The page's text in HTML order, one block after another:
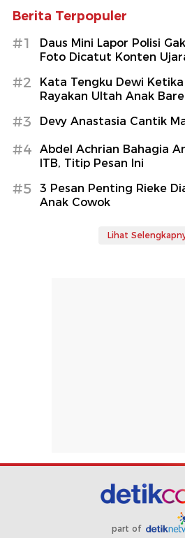
Berita Terpopuler
#1
Daus Mini Lapor Polisi
Foto Dicatut Konten
#2
Kata Tengku Dewi
Rayakan Ultah Anak
#3 Devy Anastasia Cantik
#4
Abdel Achrian Bahagia
ITB, Titip Pesan Ini
#5
3 Pesan Penting Rieke
Anak Cowok
Lihat
part of